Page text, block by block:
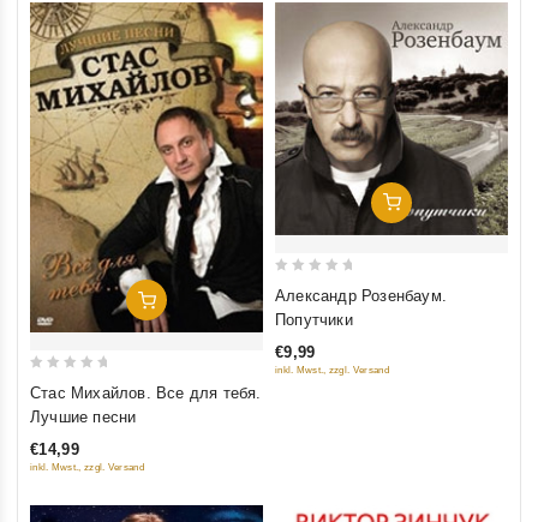
Добавить В Корзину
5
Стас Михайлов. Все для тебя.
Лучшие песни
€14,99
inkl. Mwst., zzgl. Versand
Добавить В Корзину
5
Александр Розенбаум.
Попутчики
€9,99
inkl. Mwst., zzgl. Versand